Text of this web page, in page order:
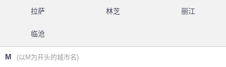
拉萨 林芝 丽江
临沧
M (以M为开头的城市名)